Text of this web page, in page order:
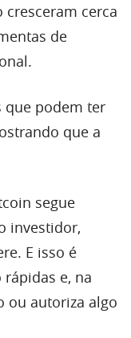
cerca
de
que podem ter
que a
segue
investidor,
E isso é
e, na
ou autoriza algo